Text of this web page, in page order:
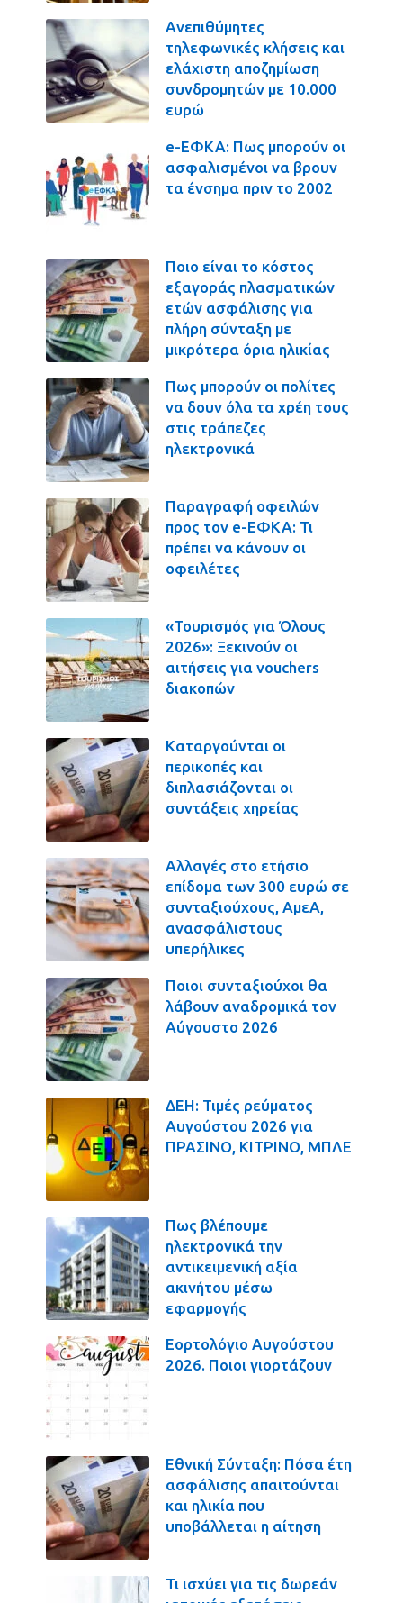
Ανεπιθύμητες
τηλεφωνικές κλήσεις και
ελάχιστη αποζημίωση
συνδρομητών με 10.000
ευρώ
e-ΕΦΚΑ: Πως μπορούν οι
ασφαλισμένοι να βρουν
τα ένσημα πριν το 2002
Ποιο είναι το κόστος
εξαγοράς πλασματικών
ετών ασφάλισης για
πλήρη σύνταξη με
μικρότερα όρια ηλικίας
Πως μπορούν οι πολίτες
να δουν όλα τα χρέη τους
στις τράπεζες
ηλεκτρονικά
Παραγραφή οφειλών
προς τον e-ΕΦΚΑ: Τι
πρέπει να κάνουν οι
οφειλέτες
«Τουρισμός για Όλους
2026»: Ξεκινούν οι
αιτήσεις για vouchers
διακοπών
Καταργούνται οι
περικοπές και
διπλασιάζονται οι
συντάξεις χηρείας
Αλλαγές στο ετήσιο
επίδομα των 300 ευρώ σε
συνταξιούχους, ΑμεΑ,
ανασφάλιστους
υπερήλικες
Ποιοι συνταξιούχοι θα
λάβουν αναδρομικά τον
Αύγουστο 2026
ΔΕΗ: Τιμές ρεύματος
Αυγούστου 2026 για
ΠΡΑΣΙΝΟ, ΚΙΤΡΙΝΟ, ΜΠΛΕ
Πως βλέπουμε
ηλεκτρονικά την
αντικειμενική αξία
ακινήτου μέσω
εφαρμογής
Εορτολόγιο Αυγούστου
2026. Ποιοι γιορτάζουν
Εθνική Σύνταξη: Πόσα έτη
ασφάλισης απαιτούνται
και ηλικία που
υποβάλλεται η αίτηση
Τι ισχύει για τις δωρεάν